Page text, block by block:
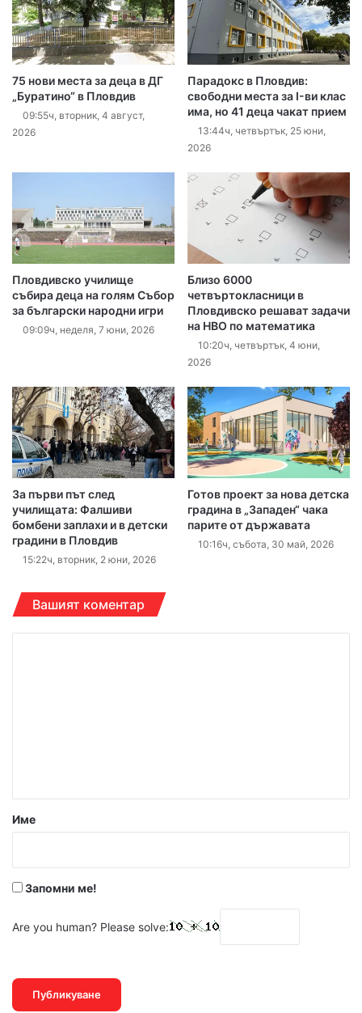
75 нови места за деца в ДГ
„Буратино“ в Пловдив
09:55ч, вторник, 4 август,
2026
Парадокс в Пловдив:
свободни места за I-ви клас
има, но 41 деца чакат прием
13:44ч, четвъртък, 25 юни,
2026
Пловдивско училище
събира деца на голям Събор
за български народни игри
09:09ч, неделя, 7 юни, 2026
Близо 6000
четвъртокласници в
Пловдивско решават задачи
на НВО по математика
10:20ч, четвъртък, 4 юни,
2026
За първи път след
училищата: Фалшиви
бомбени заплахи и в детски
градини в Пловдив
15:22ч, вторник, 2 юни, 2026
Готов проект за нова детска
градина в „Западен“ чака
парите от държавата
10:16ч, събота, 30 май, 2026
Вашият коментар
р
Име
Запомни ме!
Are you human? Please solve: